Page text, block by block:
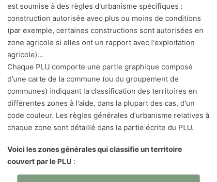
est soumise à des règles d'urbanisme spécifiques :
construction autorisée avec plus ou moins de conditions
(par exemple, certaines constructions sont autorisées en
zone agricole si elles ont un rapport avec l'exploitation
agricole)...
Chaque PLU comporte une partie graphique composé
d'une carte de la commune (ou du groupement de
communes) indiquant la classification des territoires en
différentes zones à l'aide, dans la plupart des cas, d'un
code couleur. Les règles générales d'urbanisme relatives à
chaque zone sont détaillé dans la partie écrite du PLU.
Voici les zones générales qui classifie un territoire
couvert par le PLU :